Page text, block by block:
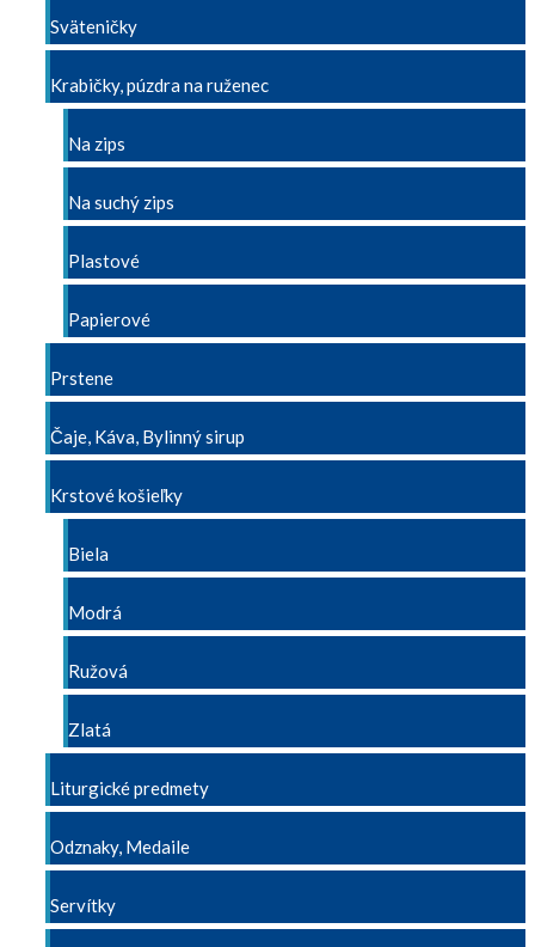
Sväteničky
Krabičky, púzdra na ruženec
Na zips
Na suchý zips
Plastové
Papierové
Prstene
Čaje, Káva, Bylinný sirup
Krstové košieľky
Biela
Modrá
Ružová
Zlatá
Liturgické predmety
Odznaky, Medaile
Servítky